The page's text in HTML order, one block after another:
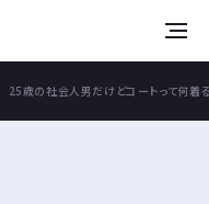
25歳の社会人男だけどコートって何着